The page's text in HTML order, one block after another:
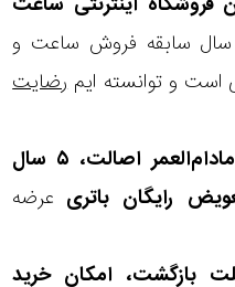
با بیش از ۱۵ سال سابقه فروش ساعت و
رضایت
گارانتی مادام‌العمر اصالت، ۵ سال
عرضه
۳۰ روز مهلت بازگشت، امکان خرید